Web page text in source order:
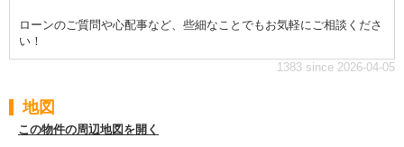
ローンのご質問や心配事など、些細なことでもお気軽にご相談くださ
い！
1383 since 2026-04-05
地図
この物件の周辺地図を開く